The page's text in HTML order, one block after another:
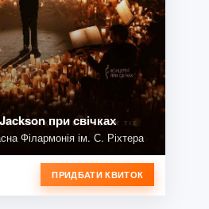
при свічках
Філармонія ім. С. Ріхтера
ПРИДБАТИ КВИТОК